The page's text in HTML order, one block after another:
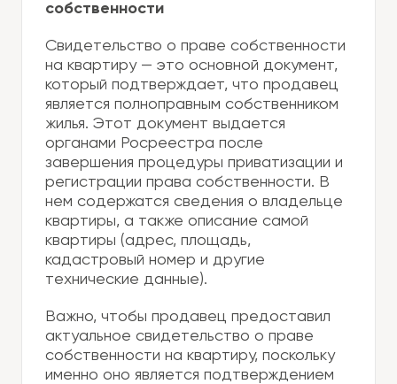
собственности
Свидетельство о праве собственности
на квартиру — это основной документ,
который подтверждает, что продавец
является полноправным собственником
жилья. Этот документ выдается
органами Росреестра после
завершения процедуры приватизации и
регистрации права собственности. В
нем содержатся сведения о владельце
квартиры, а также описание самой
квартиры (адрес, площадь,
кадастровый номер и другие
технические данные).
Важно, чтобы продавец предоставил
актуальное свидетельство о праве
собственности на квартиру, поскольку
именно оно является подтверждением